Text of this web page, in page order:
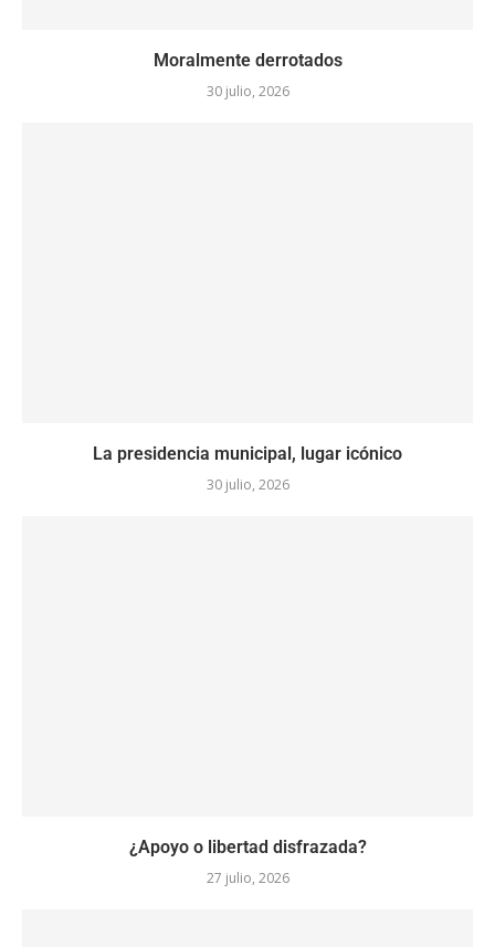
Moralmente derrotados
30 julio, 2026
La presidencia municipal, lugar icónico
30 julio, 2026
¿Apoyo o libertad disfrazada?
27 julio, 2026